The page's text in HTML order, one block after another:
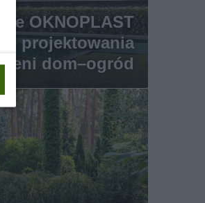
OKNOPLAST
projektowania
dom–ogród